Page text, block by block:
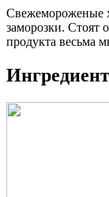
Свежемороженые
заморозки. Стоят
продукта весьма